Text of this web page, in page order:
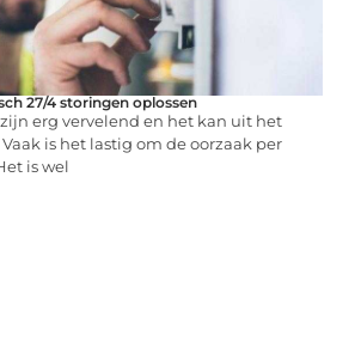
27/4 storingen oplossen
erg vervelend en het kan uit het
is het lastig om de oorzaak per
is wel